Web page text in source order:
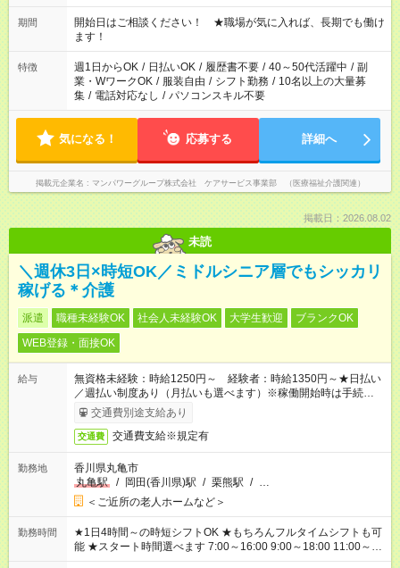
20:00 など 残業なし！ ※Wワークの場合、他のお仕事と合わせ
週40時間超の就業はご案内できません ※法令に基づき、週20時
間以上勤務は社会保険への加入対象となります ※労働者派遣法
（日雇い派遣の原則禁止）により、短時間・短期間の就業はご
案内が難しい場合があります
期間
開始日はご相談ください！ ★職場が気に入れば、長期でも働け
ます！
特徴 週1日からOK / 日払いOK / 履歴書不要 / 40～50代活躍中 / 副
業・WワークOK / 服装自由 / シフト勤務 / 10名以上の大量募
集 / 電話対応なし / パソコンスキル不要
気になる！ 応募する 詳細へ
掲載元企業名 マンパワーグループ株式会社 ケアサービス事業部 （医療福祉介護関連）
掲載日：2026.08.02
未読
＼週休3日×時短OK／ミドルシニア層でもシッカリ
稼げる＊介護
派遣 職種未経験OK 社会人未経験OK 大学生歓迎
ブランクOK
WEB登録・面接OK
給与
無資格未経験：時給1250円～ 経験者：時給1350円～★日払い
／週払い制度あり（月払いも選べます）※稼働開始時は手続き完
了次第のお支払いとなります。
交通費別途支給あり
交通費 交通費支給※規定有
勤務地
香川県丸亀市
丸亀駅
/ 岡田(香川県)駅 / 栗熊駅 / …
＜ご近所の老人ホームなど＞
勤務時間
★1日4時間～の時短シフトOK ★もちろんフルタイムシフトも可
能 ★スタート時間選べます 7:00～16:00 9:00～18:00 11:00～
20:00 など 残業なし！ ※Wワークの場合、他のお仕事と合わせ